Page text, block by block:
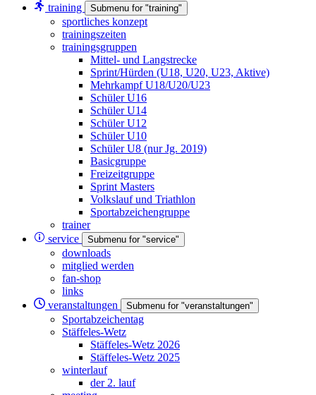
training
Submenu for "training"
sportliches konzept
trainingszeiten
trainingsgruppen
Mittel- und Langstrecke
Sprint/Hürden (U18, U20, U23, Aktive)
Mehrkampf U18/U20/U23
Schüler U16
Schüler U14
Schüler U12
Schüler U10
Schüler U8 (nur Jg. 2019)
Basicgruppe
Freizeitgruppe
Sprint Masters
Volkslauf und Triathlon
Sportabzeichengruppe
trainer
service
Submenu for "service"
downloads
mitglied werden
fan-shop
links
veranstaltungen
Submenu for "veranstaltungen"
Sportabzeichentag
Stäffeles-Wetz
Stäffeles-Wetz 2026
Stäffeles-Wetz 2025
winterlauf
der 2. lauf